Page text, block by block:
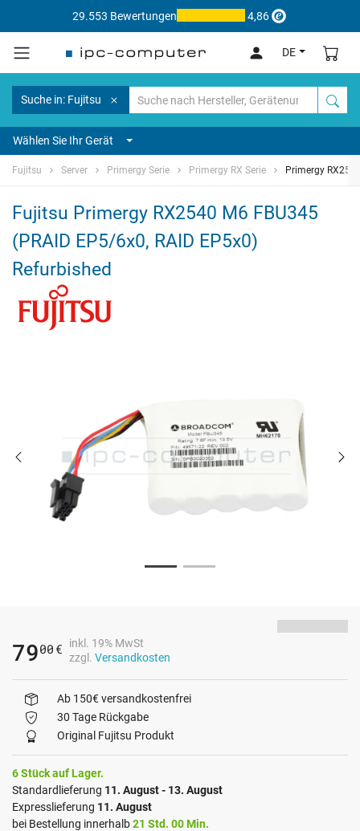
29.553 Bewertungen 4,86
DE
Suche in: Fujitsu
Wählen Sie Ihr Gerät
Fujitsu Server Primergy Serie Primergy RX Serie Primergy
Fujitsu Primergy RX2540 M6 FBU345
(PRAID EP5/6x0, RAID EP5x0)
Refurbished
7900 €
inkl. 19% MwSt
zzgl. Versandkosten
Ab 150€ versandkostenfrei
30 Tage Rückgabe
Original Fujitsu Produkt
6 Stück auf Lager.
Standardlieferung 11. August - 13. August
Expresslieferung 11. August
bei Bestellung innerhalb21 Std. 00 Min.